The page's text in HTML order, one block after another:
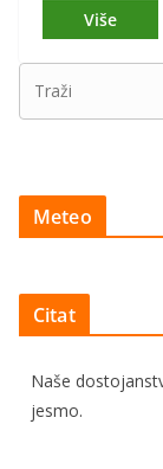
Meteo
Citat
Naše
jesmo.